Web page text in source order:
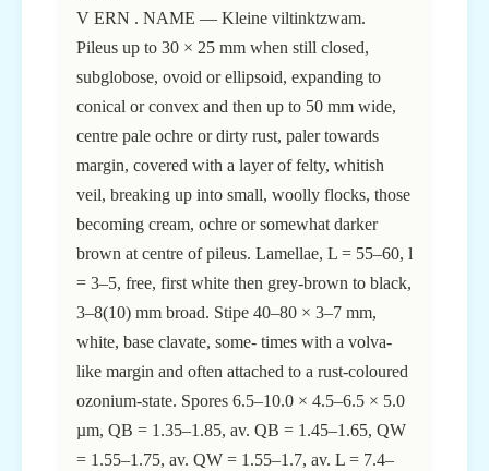
V ERN . NAME — Kleine viltinktzwam.
Pileus up to 30 × 25 mm when still closed,
subglobose, ovoid or ellipsoid, expanding to
conical or convex and then up to 50 mm wide,
centre pale ochre or dirty rust, paler towards
margin, covered with a layer of felty, whitish
veil, breaking up into small, woolly flocks, those
becoming cream, ochre or somewhat darker
brown at centre of pileus. Lamellae, L = 55–60, l
= 3–5, free, first white then grey-brown to black,
3–8(10) mm broad. Stipe 40–80 × 3–7 mm,
white, base clavate, some- times with a volva-
like margin and often attached to a rust-coloured
ozonium-state. Spores 6.5–10.0 × 4.5–6.5 × 5.0
µm, QB = 1.35–1.85, av. QB = 1.45–1.65, QW
= 1.55–1.75, av. QW = 1.55–1.7, av. L = 7.4–